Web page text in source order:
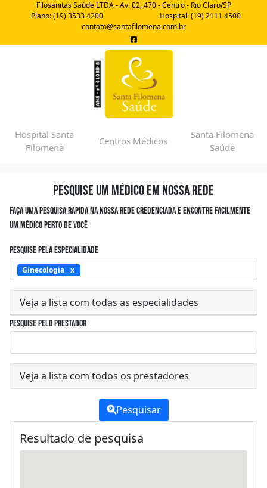
Filosanitas Saúde LTDA - Av. 02, 470 - Centro - Rio Claro/SP
Plano: (19) 3533 4200
Hospital: (19) 2111 4500
contato@santafilomena.com.br
Hospital Santa
Filomena
Centros Médicos
Santa Filomena
Saúde
Pesquise um médico em nossa rede
Faça uma pesquisa rapida na nossa rede credenciada e encontre facilmente
um médico perto de você
Pesquise pela especialidade
Ginecologia
Veja a lista com todas as especialidades
Pesquise pelo prestador
Veja a lista com todos os prestadores
Pesquisar
Resultado de pesquisa